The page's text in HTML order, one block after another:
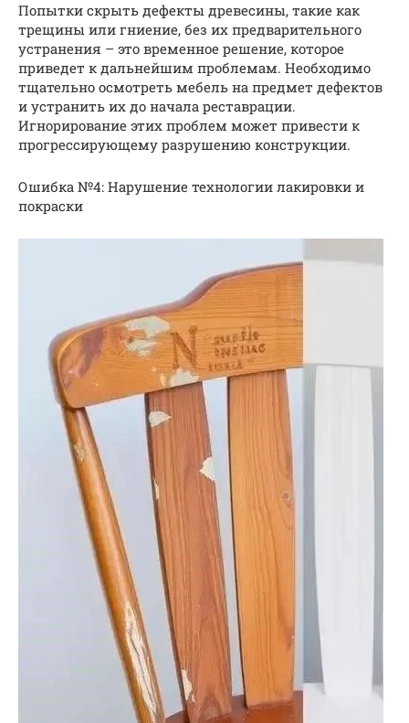
Попытки скрыть дефекты древесины, такие как
трещины или гниение, без их предварительного
устранения – это временное решение, которое
приведет к дальнейшим проблемам. Необходимо
тщательно осмотреть мебель на предмет дефектов
и устранить их до начала реставрации.
Игнорирование этих проблем может привести к
прогрессирующему разрушению конструкции.
Ошибка №4: Нарушение технологии лакировки и
покраски